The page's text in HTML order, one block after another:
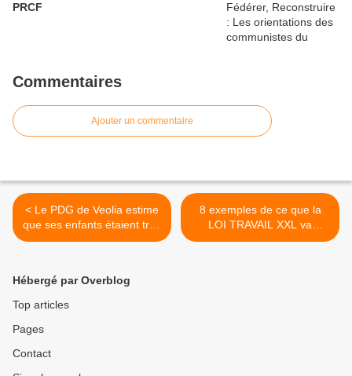
PRCF
Commentaires
Ajouter un commentaire
< Le PDG de Veolia estime
que ses enfants étaient trop
"brillants" pour
8 exemples de ce que la
LOI TRAVAIL XXL va
permettre aux patrons : le
Hébergé par Overblog
Top articles
Pages
Contact